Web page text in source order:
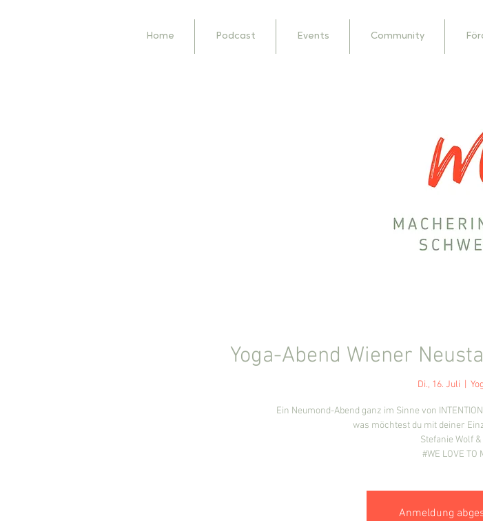
Home Podcast Events Community
Yoga-Abend Wiener
Di., 16. Juli
Ein Neumond-Abend ganz im Sinne von
was möchtest du mit deiner
Stefanie Wolf &
#WE LOVE TO
Anmeldung